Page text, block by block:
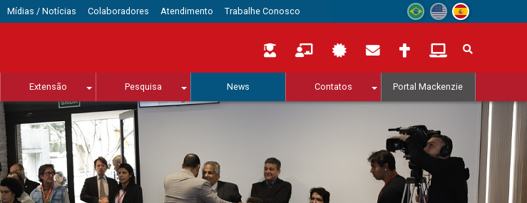
Mídias / Notícias Colaboradores Atendimento Trabalhe Conosco
Extensão Pesquisa News Contatos Portal Mackenzie